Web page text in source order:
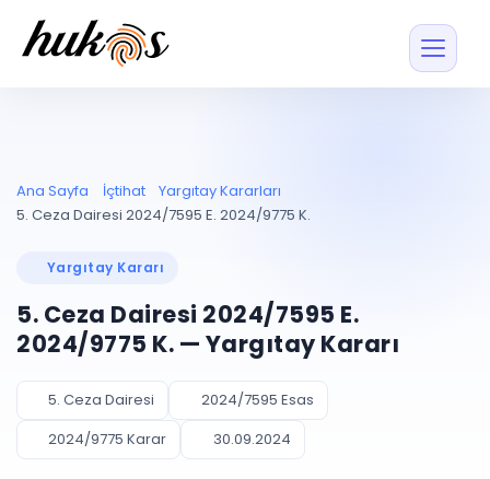
Entegrasyonu
UYAP ile otomatik
UYAP Evrak
Entegrasyonu
UETS Entegrasyonu
Tebligatları anında
Müvekkil ve taraf
Vekalet
PLANLAMA & TAKİP
Pano ve Takip
Blog
Ücretsiz Başlayın Giriş Yap
Ana Sayfa İçtihat
Yargıtay Kararları
5. Ceza Dairesi 2024/7595 E. 2024/9775 K.
Yargıtay Kararı
5. Ceza Dairesi 2024/7595 E.
2024/9775 K. — Yargıtay Kararı
5. Ceza Dairesi
2024/7595 Esas
2024/9775 Karar
30.09.2024